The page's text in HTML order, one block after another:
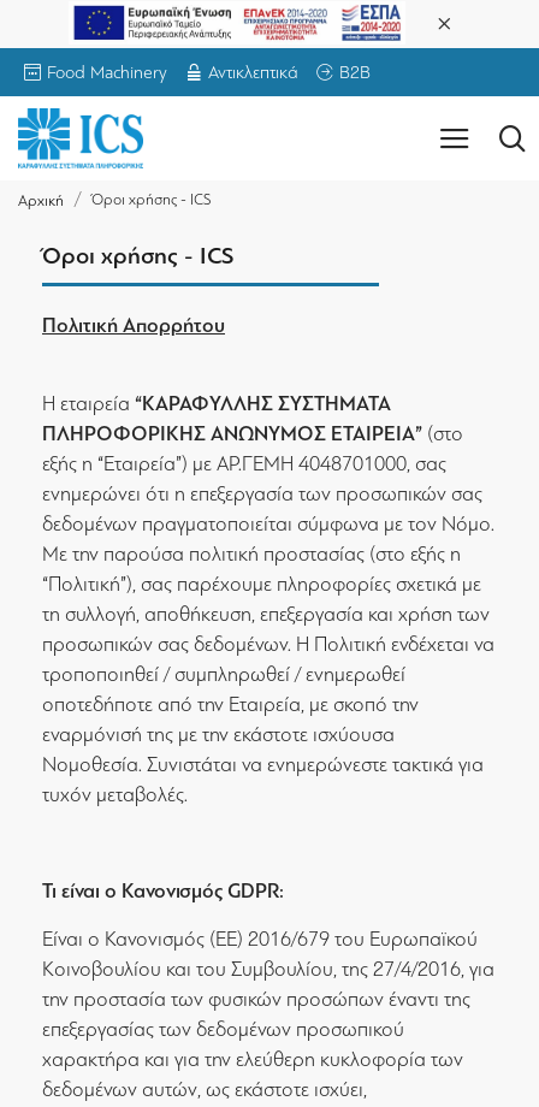
Food Machinery Αντικλεπτικά B2B
Αρχική Όροι χρήσης - ICS
Όροι χρήσης - ICS
Πολιτική Απορρήτου
H εταιρεία “ΚΑΡΑΦΥΛΛΗΣ ΣΥΣΤΗΜΑΤΑ
ΠΛΗΡΟΦΟΡΙΚΗΣ ΑΝΩΝΥΜΟΣ ΕΤΑΙΡΕΙΑ” (στο
εξής η “Εταιρεία”) με ΑΡ.ΓΕΜΗ 4048701000, σας
ενημερώνει ότι η επεξεργασία των προσωπικών σας
δεδομένων πραγματοποιείται σύμφωνα με τον Νόμο.
Με την παρούσα πολιτική προστασίας (στο εξής η
“Πολιτική”), σας παρέχουμε πληροφορίες σχετικά με
τη συλλογή, αποθήκευση, επεξεργασία και χρήση των
προσωπικών σας δεδομένων. Η Πολιτική ενδέχεται να
τροποποιηθεί / συμπληρωθεί / ενημερωθεί
οποτεδήποτε από την Εταιρεία, με σκοπό την
εναρμόνισή της με την εκάστοτε ισχύουσα
Νομοθεσία. Συνιστάται να ενημερώνεστε τακτικά για
τυχόν μεταβολές.
Τι είναι ο Κανονισμός GDPR:
Είναι ο Κανονισμός (ΕΕ) 2016/679 του Ευρωπαϊκού
Κοινοβουλίου και του Συμβουλίου, της 27/4/2016, για
την προστασία των φυσικών προσώπων έναντι της
επεξεργασίας των δεδομένων προσωπικού
χαρακτήρα και για την ελεύθερη κυκλοφορία των
δεδομένων αυτών, ως εκάστοτε ισχύει,